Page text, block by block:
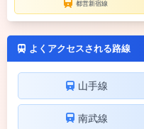
都営新宿線
よくアクセスされる路線
山手線
南武線